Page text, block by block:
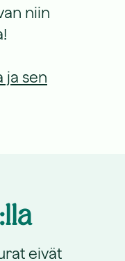
niin
ja sen
eivät